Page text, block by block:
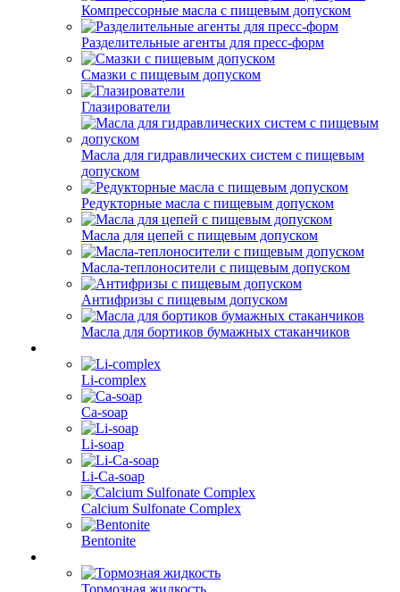
Компрессорные масла с пищевым допуском
Разделительные агенты для пресс-форм
Смазки с пищевым допуском
Глазирователи
Масла для гидравлических систем с пищевым
допуском
Редукторные масла с пищевым допуском
Масла для цепей с пищевым допуском
Масла-теплоносители с пищевым допуском
Антифризы с пищевым допуском
Масла для бортиков бумажных стаканчиков
Li-complex
Ca-soap
Li-soap
Li-Ca-soap
Calcium Sulfonate Complex
Bentonite
Тормозная жидкость